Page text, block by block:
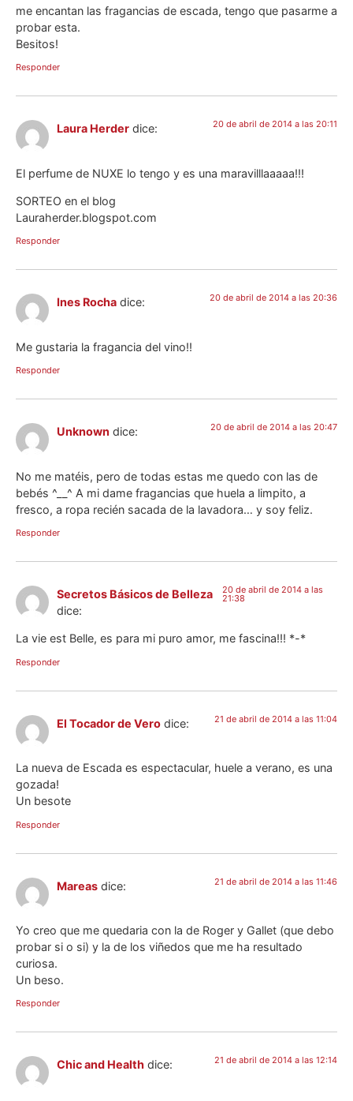
me encantan las fragancias de escada, tengo que pasarme a
probar esta.
Besitos!
Responder
Laura Herder dice: 20 de abril de 2014 a las 20:11
El perfume de NUXE lo tengo y es una maravilllaaaaa!!!
SORTEO en el blog
Lauraherder.blogspot.com
Responder
Ines Rocha dice: 20 de abril de 2014 a las 20:36
Me gustaria la fragancia del vino!!
Responder
Unknown dice: 20 de abril de 2014 a las 20:47
No me matéis, pero de todas estas me quedo con las de
bebés ^__^ A mi dame fragancias que huela a limpito, a
fresco, a ropa recién sacada de la lavadora… y soy feliz.
Responder
Secretos Básicos de Belleza
dice:
20 de abril de 2014 a las
21:38
La vie est Belle, es para mi puro amor, me fascina!!! *-*
Responder
El Tocador de Vero dice: 21 de abril de 2014 a las 11:04
La nueva de Escada es espectacular, huele a verano, es una
gozada!
Un besote
Responder
Mareas dice: 21 de abril de 2014 a las 11:46
Yo creo que me quedaria con la de Roger y Gallet (que debo
probar si o si) y la de los viñedos que me ha resultado
curiosa.
Un beso.
Responder
Chic and Health dice: 21 de abril de 2014 a las 12:14